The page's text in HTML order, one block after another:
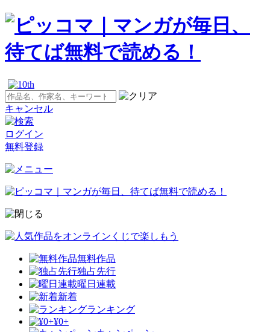
キャンセル
ログイン
無料登録
無料作品
独占先行
曜日連載
新着
ランキング
¥0+